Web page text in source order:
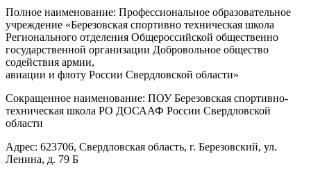
Полное наименование: Профессиональное образовательное
учреждение «Березовская спортивно техническая школа
Регионального отделения Общероссийской общественно
государственной организации Добровольное общество
содействия армии,
авиации и флоту России Свердловской области»
Сокращенное наименование: ПОУ Березовская спортивно-
техническая школа РО ДОСААФ России Свердловской
области
Адрес: 623706, Свердловская область, г. Березовский, ул.
Ленина, д. 79 Б